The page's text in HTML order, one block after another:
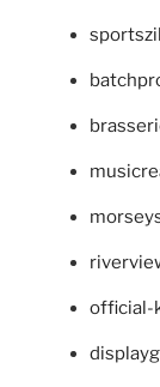
official-